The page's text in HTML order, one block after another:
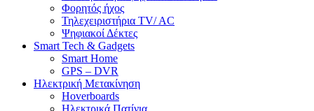
Φορητός ήχος
Τηλεχειριστήρια TV/ AC
Ψηφιακοί Δέκτες
Smart Tech & Gadgets
Smart Home
GPS – DVR
Ηλεκτρική Μετακίνηση
Hoverboards
Ηλεκτρικά Πατίνια